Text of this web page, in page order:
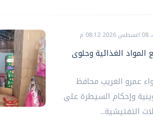
م
الغذائية وحلوى
عمرو الغريب محافظ
وإحكام السيطرة على
التفتيشية...